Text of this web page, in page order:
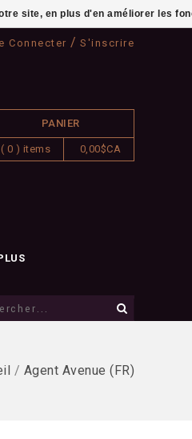
Connecter / S'inscrire
PANIER
( 0 ) items 0,00$CA
/ Agent Avenue (FR)
site, en plus d'en améliorer les